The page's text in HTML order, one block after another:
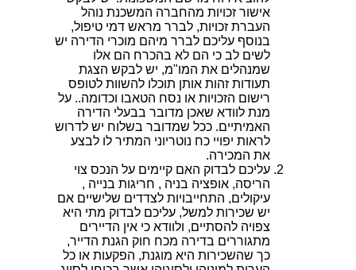
אישור זכויות מהחברה המשכנת נוהל
העברת זכויות, לברר מראש דמי טיפול,
בנוסף עליכם לברר מיהם מוכרי הדירה יש
לשים לב כי הם לא בהכרח הם אלו
שמנהלים את המו"מ, יש לבקש הצגת
תעודות זהות אותן תוכלו להשוות לטופס
רישום הזכויות או נסח הטאבו וכדומה.. על
מנת לוודא שאכן מדובר בבעלי הדירה
האמיתיים. ככל שמדובר בשלוח יש לדרוש
לראות יפויי כח נוטריוני המתיר לו לבצע
את המכירה.
עליכם לבדוק האם קיימים על הנכס צוי
הריסה, אופציה בניה , חריגות בנייה ,
עיקולים, התחייבויות לצדדים שלישיים אם
יש שכירות למשל, עליכם לבדוק מתי היא
צפויה להסתיים, ולוודא כי אין הדיירים
מתגוררים בדירה מכח חוק הגנת הדייר,
כך שהשכירות היא מוגנת, הפקעות או כל